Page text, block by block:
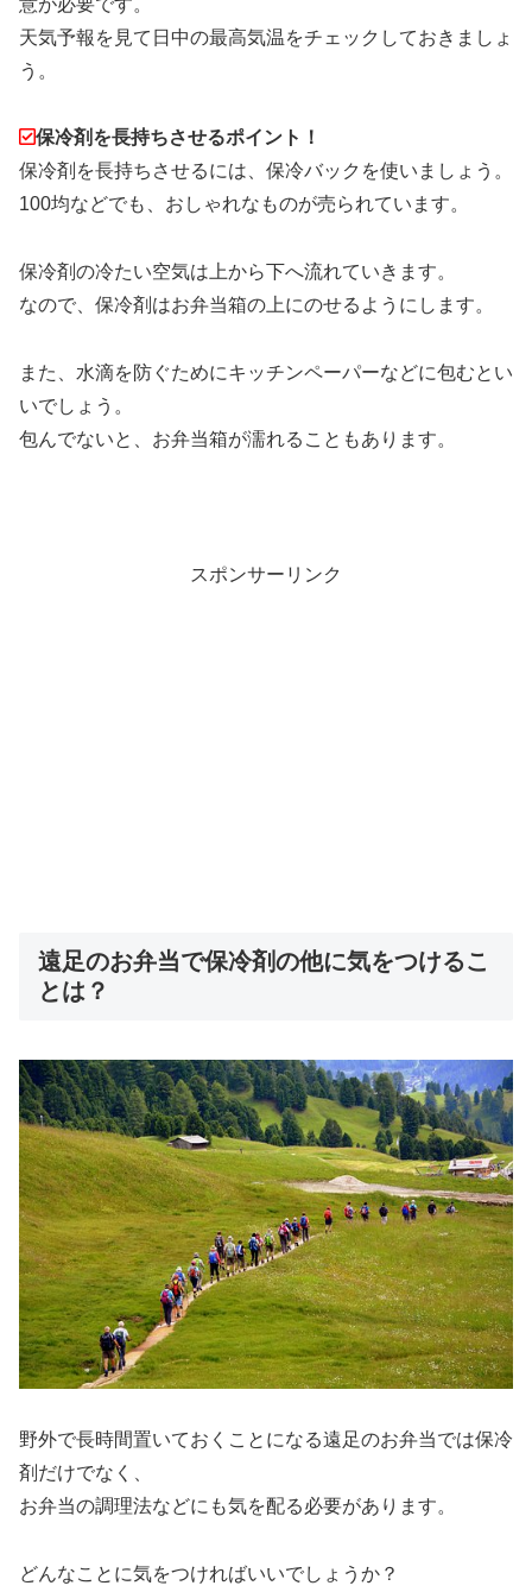
天気予報を見て日中の最高気温をチェックしておきましょ
う。
保冷剤を長持ちさせるポイント！
保冷剤を長持ちさせるには、保冷バックを使いましょう。
100均などでも、おしゃれなものが売られています。
保冷剤の冷たい空気は上から下へ流れていきます。
なので、保冷剤はお弁当箱の上にのせるようにします。
また、水滴を防ぐためにキッチンペーパーなどに包むとい
いでしょう。
包んでないと、お弁当箱が濡れることもあります。
スポンサーリンク
遠足のお弁当で保冷剤の他に気をつけるこ
とは？
野外で長時間置いておくことになる遠足のお弁当では保冷
剤だけでなく、
お弁当の調理法などにも気を配る必要があります。
どんなことに気をつければいいでしょうか？